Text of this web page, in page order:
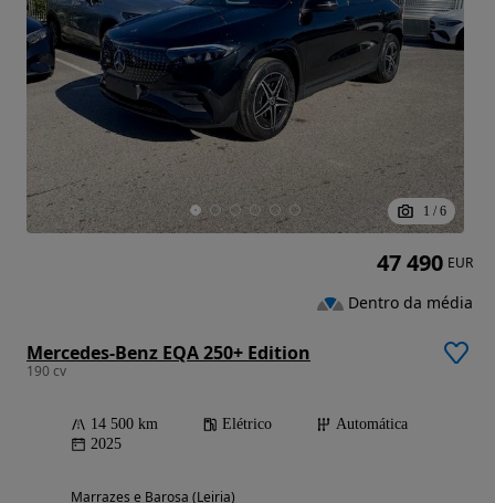
1 / 6
Mercedes-Benz EQA 250+ Edition
190 cv
14 500 km Elétrico
Automática
2025
Marrazes e Barosa (Leiria)
47 490 EUR
Dentro da média